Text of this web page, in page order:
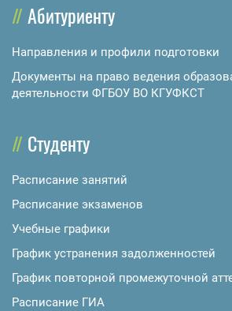
Абитуриенту
Направления и профили подготовки
Документы на право ведения
деятельности ФГБОУ ВО КГУФКСТ
Студенту
Расписание занятий
Расписание экзаменов
Учебные графики
График устранения задолженностей
График повторной промежуточной
Расписание ГИА